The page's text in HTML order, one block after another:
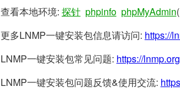
查看本地环境: 探针 phpinfo phpMyAdmin
更多LNMP一键安装包信息请访问: https://
LNMP一键安装包常见问题: https://
LNMP一键安装包问题反馈&使用交流: